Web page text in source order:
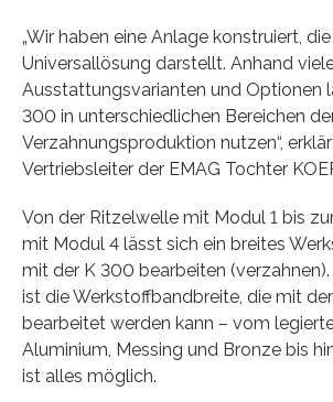
„Wir haben eine Anlage konstruiert,
Universallösung darstellt. Anhand
Ausstattungsvarianten und Optionen
300 in unterschiedlichen Bereichen
Verzahnungsproduktion nutzen“,
Vertriebsleiter der EMAG Tochter
Von der Ritzelwelle mit Modul 1 bis
mit Modul 4 lässt sich ein breites
mit der K 300 bearbeiten
ist die Werkstoffbandbreite, die mit
bearbeitet werden kann – vom
Aluminium, Messing und Bronze bis
ist alles möglich.